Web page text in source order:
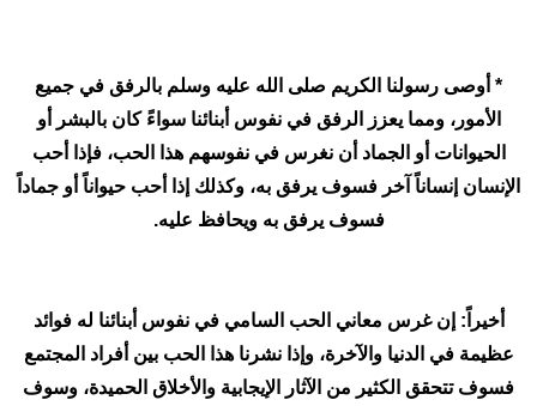
* أوصى رسولنا الكريم صلى الله عليه وسلم بالرفق في جميع
الأمور، ومما يعزز الرفق في نفوس أبنائنا سواءً كان بالبشر أو
الحيوانات أو الجماد أن نغرس في نفوسهم هذا الحب، فإذا أحب
الإنسان إنساناً آخر فسوف يرفق به، وكذلك إذا أحب حيواناً أو جماداً
فسوف يرفق به ويحافظ عليه.
أخيراً: إن غرس معاني الحب السامي في نفوس أبنائنا له فوائد
عظيمة في الدنيا والآخرة، وإذا نشرنا هذا الحب بين أفراد المجتمع
فسوف تتحقق الكثير من الآثار الإيجابية والأخلاق الحميدة، وسوف